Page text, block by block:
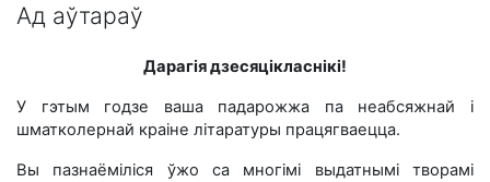
Ад аўтараў
Дарагія дзесяцікласнікі!
У гэтым годзе ваша падарожжа па неабсяжнай і
шматколернай краіне літаратуры працягваецца.
Вы пазнаёміліся ўжо са многімі выдатнымі творамі